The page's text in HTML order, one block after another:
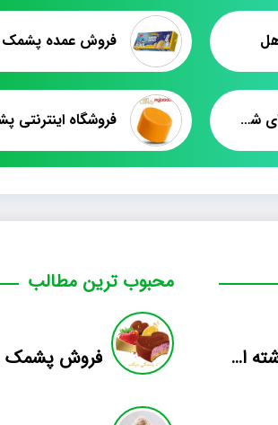
فروش پشمک شکلاتی لقمه ای شب عید عمده فروشگاه اینترنتی
فروش کیلویی پشمک رشته ای طعم دار میوه
محبوب ترین مطالب